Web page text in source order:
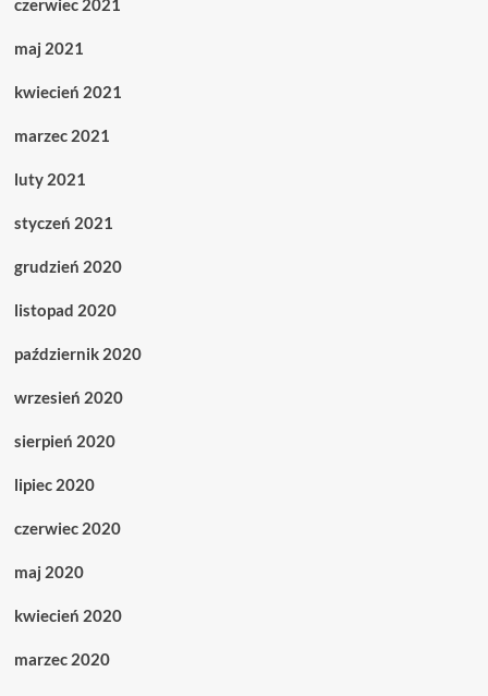
czerwiec 2021
maj 2021
kwiecień 2021
marzec 2021
luty 2021
styczeń 2021
grudzień 2020
listopad 2020
październik 2020
wrzesień 2020
sierpień 2020
lipiec 2020
czerwiec 2020
maj 2020
kwiecień 2020
marzec 2020